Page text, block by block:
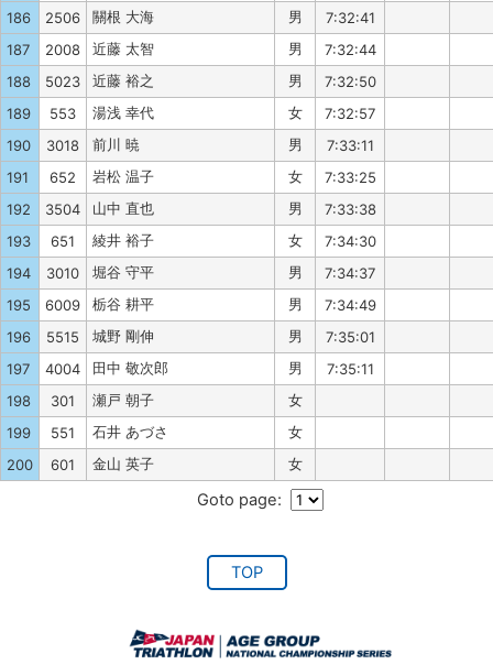
186
2506 關根 大海 男
7:32:41
187
2008 近藤 太智 男
7:32:44
188
5023 近藤 裕之 男
7:32:50
189
553 湯浅 幸代 女
7:32:57
190
3018 前川 暁 男
7:33:11
191
652 岩松 温子 女
7:33:25
192
3504 山中 直也 男
7:33:38
193
651 綾井 裕子 女
7:34:30
194
3010 堀谷 守平 男
7:34:37
195
6009 栃谷 耕平 男
7:34:49
196
5515 城野 剛伸 男
7:35:01
197
4004 田中 敬次郎 男
7:35:11
198
301 瀬戸 朝子
女
199
551 石井 あづさ
女
200
601 金山 英子 女
Goto page:
TOP